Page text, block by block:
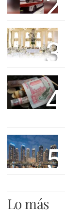
3
4
5
Lo más